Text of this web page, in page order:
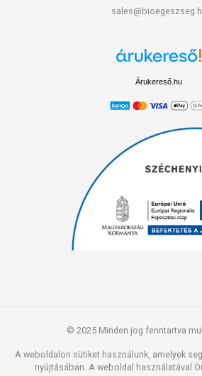
Árukereső.hu
© 2025 Minden jog fenntartva
A weboldalon sütiket használunk, amelyek
nyújtásában. A weboldal használatával